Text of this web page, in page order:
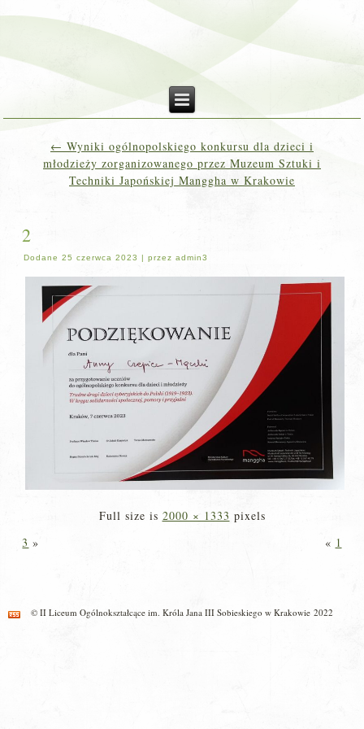
← Wyniki ogólnopolskiego konkursu dla dzieci i
młodzieży zorganizowanego przez Muzeum Sztuki i
Techniki Japońskiej Manggha w Krakowie
2
Dodane 25 czerwca 2023 |przez admin3
Full size is 2000 × 1333 pixels
3 » « 1
© II Liceum Ogólnokształcące im. Króla Jana III Sobieskiego w Krakowie 2022